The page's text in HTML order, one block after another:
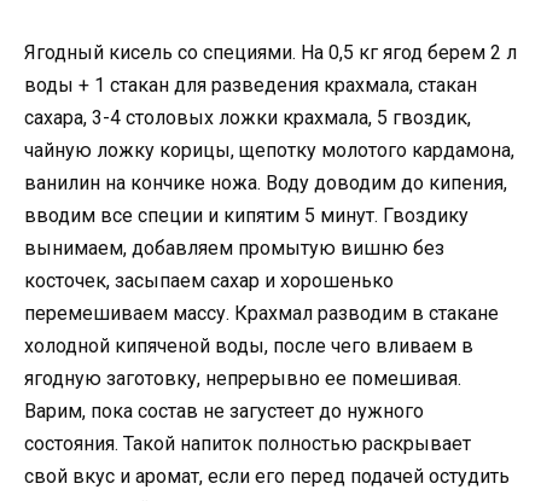
Ягодный кисель со специями. На 0,5 кг ягод берем 2 л
воды + 1 стакан для разведения крахмала, стакан
сахара, 3-4 столовых ложки крахмала, 5 гвоздик,
чайную ложку корицы, щепотку молотого кардамона,
ванилин на кончике ножа. Воду доводим до кипения,
вводим все специи и кипятим 5 минут. Гвоздику
вынимаем, добавляем промытую вишню без
косточек, засыпаем сахар и хорошенько
перемешиваем массу. Крахмал разводим в стакане
холодной кипяченой воды, после чего вливаем в
ягодную заготовку, непрерывно ее помешивая.
Варим, пока состав не загустеет до нужного
состояния. Такой напиток полностью раскрывает
свой вкус и аромат, если его перед подачей остудить